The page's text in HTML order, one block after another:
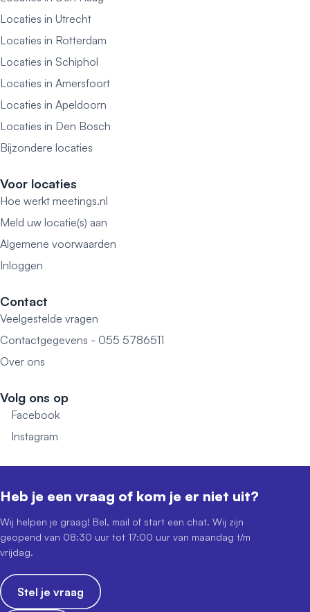
Locaties in Utrecht
Locaties in Rotterdam
Locaties in Schiphol
Locaties in Amersfoort
Locaties in Apeldoorn
Locaties in Den Bosch
Bijzondere locaties
Voor locaties
Hoe werkt meetings.nl
Meld uw locatie(s) aan
Algemene voorwaarden
Inloggen
Contact
Veelgestelde vragen
Contactgegevens - 055 5786511
Over ons
Volg ons op
Facebook
Instagram
Heb je een vraag of kom je er niet uit?
Wij helpen je graag! Bel, mail of start een chat. Wij zijn
geopend van 08:30 uur tot 17:00 uur van maandag t/m
vrijdag.
Stel je vraag